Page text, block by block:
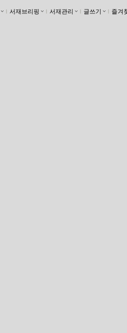
ｌ 서재브리핑 ｌ 서재관리 ｌ 글쓰기 ｌ 즐겨